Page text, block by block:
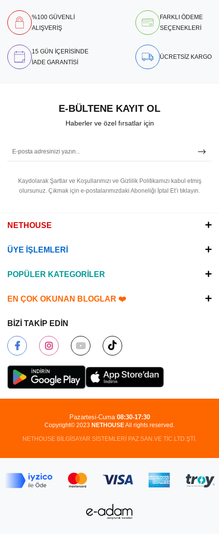
%100 GÜVENLİ
ALIŞVERİŞ
FARKLI ÖDEME
SEÇENEKLERİ
15 GÜN İÇERİSİNDE
İADE GARANTİSİ
ÜCRETSİZ KARGO
E-BÜLTENE KAYIT OL
Haberler ve özel fırsatlar için
Kaydolarak Şartlar ve Koşullarımızı ve Gizlilik Politikamızı kabul etmiş
olursunuz. Çıkmak için e-postalarımızdaki Aboneliği İptal Et’i tıklayın.
NETHOUSE
ÜYE İŞLEMLERİ
POPÜLER KATEGORİLER
EN ÇOK OKUNAN BLOGLAR ❤️
BİZİ TAKİP EDİN
Copyright© 2023 NETHOUSEAll rights reserved.
NETHOUSE BİLGİSAYAR SİSTEMLERİ PAZ.SAN.VE TİC.LTD.ŞTİ.
Pazartesi-Cuma 08:30-17:30